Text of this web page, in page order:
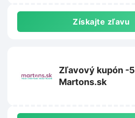
Získajte zľavu
Zľavový kupón -
Martons.sk